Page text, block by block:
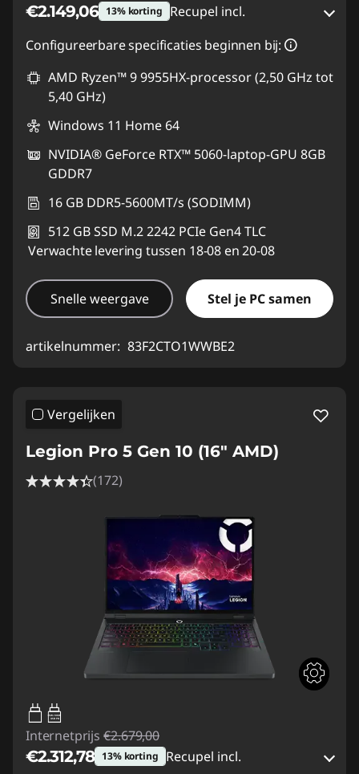
€2.149,06 13% korting Recupel incl.
eCoupon-besparingen :-€329,95
eCoupon gebruiken :GAMING-DEAL
Configureerbare specificaties beginnen bij:
AMD Ryzen™ 9 9955HX-processor (2,50 GHz tot
5,40 GHz)
Windows 11 Home 64
NVIDIA® GeForce RTX™ 5060-laptop-GPU 8GB
GDDR7
16 GB DDR5-5600MT/s (SODIMM)
512 GB SSD M.2 2242 PCIe Gen4 TLC
Verwachte levering tussen 18-08 en 20-08
Snelle weergave Stel je PC samen
artikelnummer: 83F2CTO1WWBE2
Vergelijken
Legion Pro 5 Gen 10 (16" AMD)
(172)
65W-100W
USB PD
Internetprijs €2.679,00
€2.312,78 13% korting Recupel incl.